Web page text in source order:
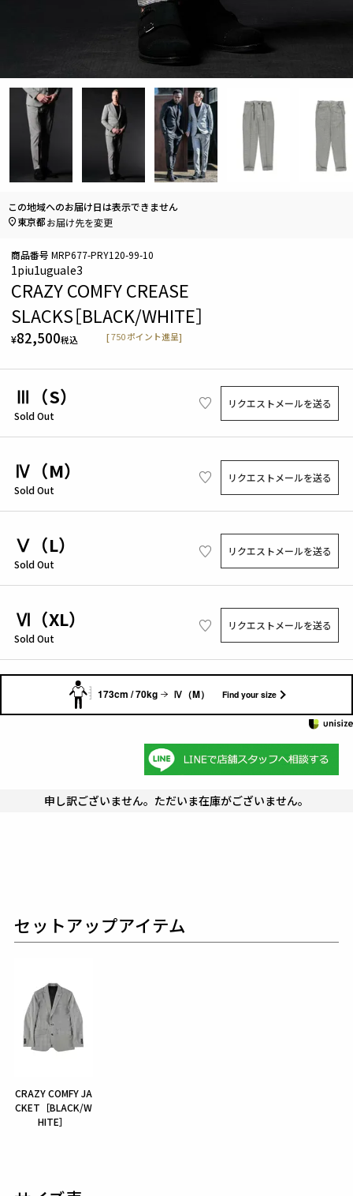
1piu1uguale3
CRAZY COMFY CREASE
SLACKS［BLACK/WHITE］
¥82,500税込 [750 ポイント進呈]
商品番号 MRP677-PRY120-99-10
Ⅲ（S）
Sold Out
リクエストメールを送る
Ⅳ（M）
Sold Out
リクエストメールを送る
Ⅴ（L）
Sold Out
リクエストメールを送る
Ⅵ（XL）
Sold Out
リクエストメールを送る
173cm / 70kg Ⅳ（M） Find your size
この地域へのお届け日は表示できません
東京都お届け先を変更
申し訳ございません。ただいま在庫がございません。
セットアップアイテム
CRAZY COMFY JA
CKET［BLACK/W
HITE］